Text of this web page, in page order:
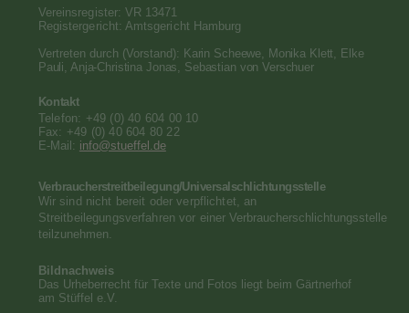
Vereinsregister: VR 13471
Registergericht: Amtsgericht Hamburg
Vertreten durch (Vorstand): Karin Scheewe, Monika Klett, Elke
Pauli, Anja-Christina Jonas, Sebastian von Verschuer
Kontakt
Telefon: +49 (0) 40 604 00 10
Fax: +49 (0) 40 604 80 22
E-Mail: info@stueffel.de
Verbraucherstreitbeilegung/Universalschlichtungsstelle
Wir sind nicht bereit oder verpflichtet, an
Streitbeilegungsverfahren vor einer Verbraucherschlichtungsstelle
teilzunehmen.
Bildnachweis
Das Urheberrecht für Texte und Fotos liegt beim Gärtnerhof
am Stüffel e.V.